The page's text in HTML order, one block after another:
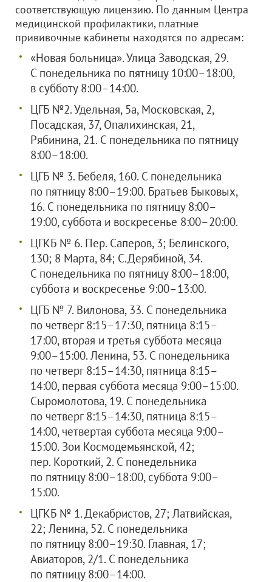
соответствующую лицензию. По данным Центра
медицинской профилактики, платные
прививочные кабинеты находятся по адресам:
«Новая больница». Улица Заводская, 29.
С понедельника по пятницу 10:00–18:00,
в субботу 8:00–14:00.
ЦГБ №2. Удельная, 5а, Московская, 2,
Посадская, 37, Опалихинская, 21,
Рябинина, 21. С понедельника по пятницу
8:00–18:00.
ЦГБ № 3. Бебеля, 160. С понедельника
по пятницу 8:00–19:00. Братьев Быковых,
16. С понедельника по пятницу 8:00–
19:00, суббота и воскресенье 8:00–20:00.
ЦГКБ № 6. Пер. Саперов, 3; Белинского,
130; 8 Марта, 84; С.Дерябиной, 34.
С понедельника по пятницу 8:00–18:00,
суббота и воскресенье 9:00–13:00.
ЦГБ № 7. Вилонова, 33. С понедельника
по четверг 8:15–17:30, пятница 8:15–
17:00, вторая и третья суббота месяца
9:00–15:00. Ленина, 53. С понедельника
по четверг 8:15–14:30, пятница 8:15–
14:00, первая суббота месяца 9:00–15:00.
Сыромолотова, 19. С понедельника
по четверг 8:15–14:30, пятница 8:15–
14:00, четвертая суббота месяца 9:00–
15:00. Зои Космодемьянской, 42;
пер. Короткий, 2. С понедельника
по пятницу 8:00–18:00, суббота 9:00–
15:00.
ЦГКБ № 1. Декабристов, 27; Латвийская,
22; Ленина, 52. С понедельника
по пятницу 8:00–19:30. Главная, 17;
Авиаторов, 2/1. С понедельника
по пятницу 8:00–14:00.